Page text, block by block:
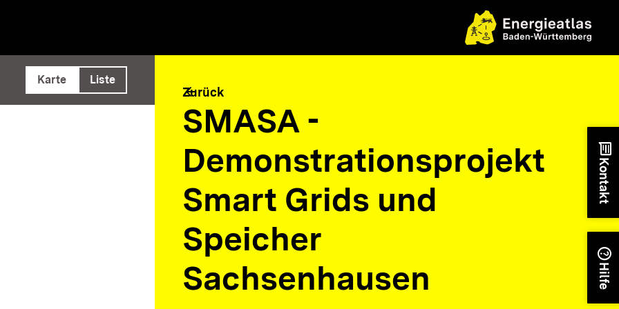
ausführen
Karte Liste
arrow_back
Zurück
SMASA -
Demonstrationsprojekt
Smart Grids und
Speicher
Sachsenhausen
chat
Kontakt
help
Hilfe